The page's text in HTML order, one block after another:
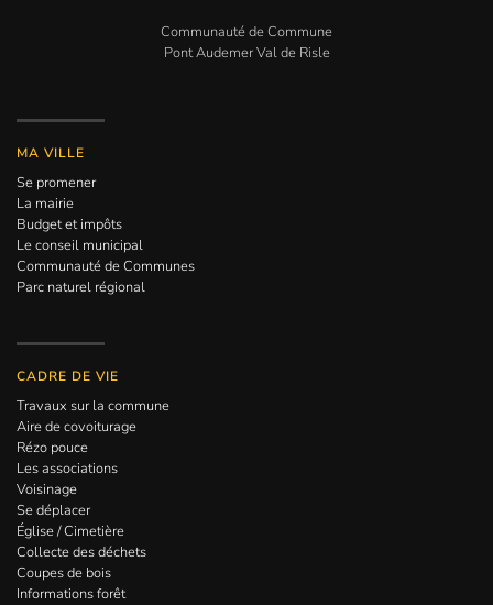
Communauté de Commune
Pont Audemer Val de Risle
MA VILLE
Se promener
La mairie
Budget et impôts
Le conseil municipal
Communauté de Communes
Parc naturel régional
CADRE DE VIE
Travaux sur la commune
Aire de covoiturage
Rézo pouce
Les associations
Voisinage
Se déplacer
Église / Cimetière
Collecte des déchets
Coupes de bois
Informations forêt